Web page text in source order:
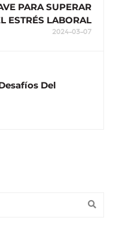
PARA SUPERAR
ESTRÉS LABORAL
2024-03-07
Del